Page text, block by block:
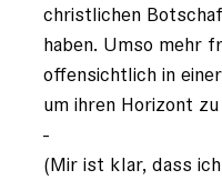
christlichen
haben. Umso mehr
offensichtlich in
um ihren Horizont
-
(Mir ist klar, dass